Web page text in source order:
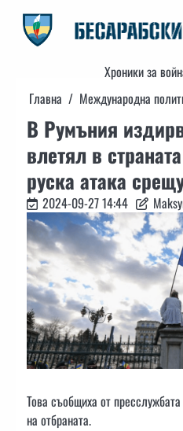
content
Хроники за
Главна
Международна
В Румъния
влетял в
руска атака
2024-09-27 14:44
Това съобщиха от
на отбраната.